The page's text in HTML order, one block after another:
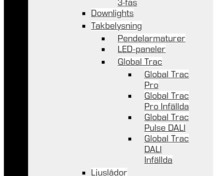
3-fas
Downlights
Takbelysning
Pendelarmaturer
LED-paneler
Global Trac
Global Trac
Pro
Global Trac
Pro Infällda
Global Trac
Pulse DALI
Global Trac
DALI
Infällda
Ljuslådor